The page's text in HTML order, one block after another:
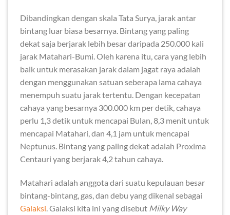
Dibandingkan dengan skala Tata Surya, jarak antar
bintang luar biasa besarnya. Bintang yang paling
dekat saja berjarak lebih besar daripada 250.000 kali
jarak Matahari-Bumi. Oleh karena itu, cara yang lebih
baik untuk merasakan jarak dalam jagat raya adalah
dengan menggunakan satuan seberapa lama cahaya
menempuh suatu jarak tertentu. Dengan kecepatan
cahaya yang besarnya 300.000 km per detik, cahaya
perlu 1,3 detik untuk mencapai Bulan, 8,3 menit untuk
mencapai Matahari, dan 4,1 jam untuk mencapai
Neptunus. Bintang yang paling dekat adalah Proxima
Centauri yang berjarak 4,2 tahun cahaya.
Matahari adalah anggota dari suatu kepulauan besar
bintang-bintang, gas, dan debu yang dikenal sebagai
Galaksi . Galaksi kita ini yang disebut Milky Way